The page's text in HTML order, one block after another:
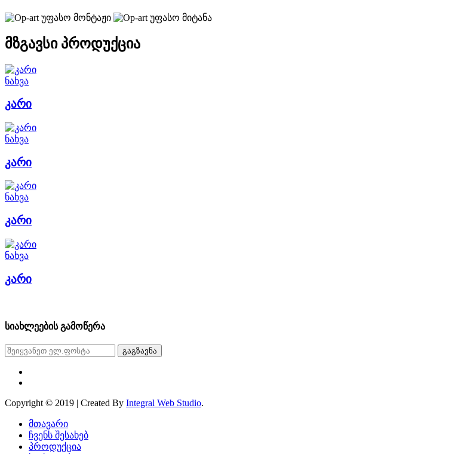
უფასო მონტაჟი უფასო მიტანა
მზგავსი პროდუქცია
ნახვა
კარი
ნახვა
კარი
ნახვა
კარი
ნახვა
კარი
სიახლეების გამოწერა
გაგზავნა
Copyright © 2019 | Created By Integral Web Studio.
მთავარი
ჩვენს შესახებ
პროდუქცია